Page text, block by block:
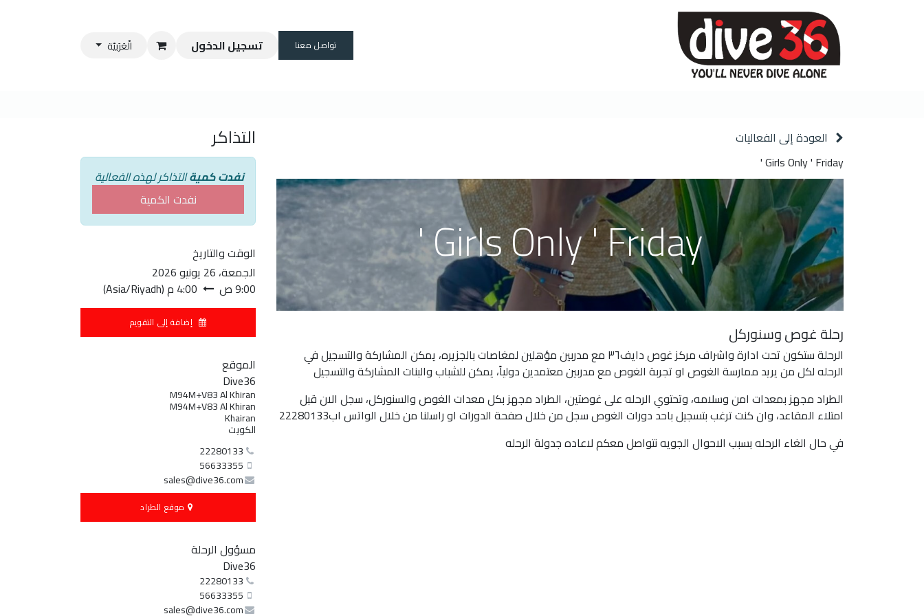
Travels
تواصل معنا تسجيل الدخول الْعَرَبيّة
العودة إلى الفعاليات
Girls Only ' Friday '
Girls Only ' Friday '
رحلة غوص وسنوركل
الرحلة ستكون تحت ادارة واشراف مركز غوص دايف٣٦ مع مدربين مؤهلين لمغاصات بالجزيره، يمكن المشاركة والتسجيل في
الرحله لكل من يريد ممارسة الغوص او تجربة الغوص مع مدربين معتمدين دولياً، يمكن للشباب والبنات المشاركة والتسجيل
الطراد مجهز بمعدات امن وسلامه، وتحتوي الرحله على غوصتين، الطراد مجهز بكل معدات الغوص والسنوركل، سجل الان قبل
امتلاء المقاعد، وان كنت ترغب بتسجيل باحد دورات الغوص سجل من خلال صفحة الدورات او راسلنا من خلال الواتس اب22280133
في حال الغاء الرحله بسبب الاحوال الجويه نتواصل معكم لاعاده جدولة الرحله
التذاكر
نفدت كميةالتذاكر لهذه الفعالية
نفدت الكمية
الوقت والتاريخ
الجمعة، 26 يونيو 2026
9:00 ص
4:00 م (
Asia/Riyadh
)
إضافة إلى التقويم
الموقع
Dive36
M94M+V83 Al Khiran
M94M+V83 Al Khiran
Khairan
الكويت
22280133
56633355
sales@dive36.com
موقع الطراد​
مسؤول الرحلة
Dive36
22280133
56633355
sales@dive36.com